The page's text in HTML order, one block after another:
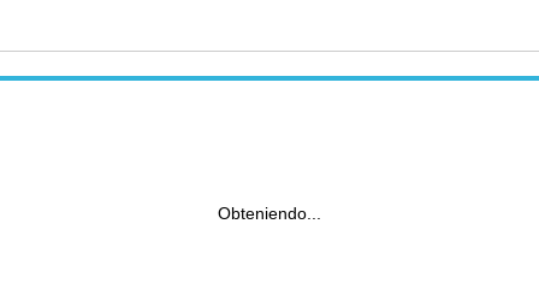
Obteniendo...